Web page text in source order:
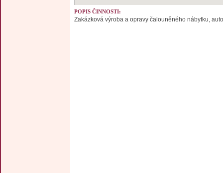
POPIS ČINNOSTI:
Zakázková výroba a opravy čalouněného nábytku,